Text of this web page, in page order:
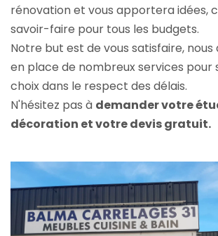
rénovation et vous apportera idées,
savoir-faire pour tous les budgets.
Notre but est de vous satisfaire, nous
en place de nombreux services pour
choix dans le respect des délais.
N'hésitez pas à demander votre
décoration et votre devis gratuit.